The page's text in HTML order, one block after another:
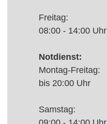
Freitag:
08:00 - 14:00 Uhr
Notdienst:
Montag-Freitag:
bis 20:00 Uhr
Samstag: